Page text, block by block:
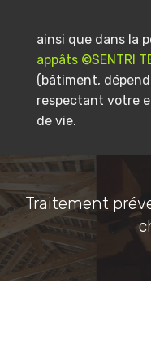
ainsi que dans la
appâts ©SENTRI
(bâtiment,
respectant votre
de vie.
Traitement